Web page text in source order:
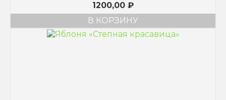
1200,00 ₽
В КОРЗИНУ